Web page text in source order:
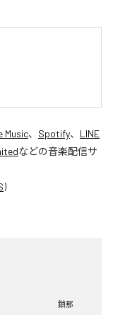
Music、 Spotify、 LINE
などの音楽配信サ
鎖那